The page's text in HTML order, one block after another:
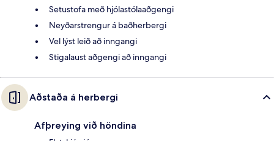
Setustofa með hjólastólaaðgengi
Neyðarstrengur á baðherbergi
Vel lýst leið að inngangi
Stigalaust aðgengi að inngangi
Aðstaða á herbergi
Afþreying við höndina